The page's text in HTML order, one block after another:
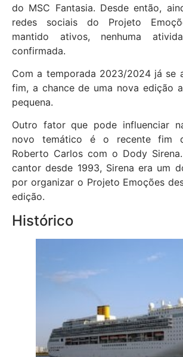
do MSC Fantasia. Desde então,
redes sociais do Projeto
mantido ativos, nenhuma
confirmada.
Com a temporada 2023/2024 já se
fim, a chance de uma nova edição
pequena.
Outro fator que pode influenciar
novo temático é o recente fim
Roberto Carlos com o Dody
cantor desde 1993, Sirena era um
por organizar o Projeto Emoções
edição.
Histórico